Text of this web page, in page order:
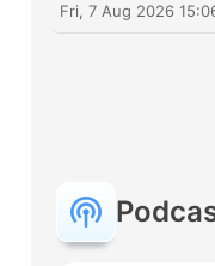
Fri, 7 Aug 2026